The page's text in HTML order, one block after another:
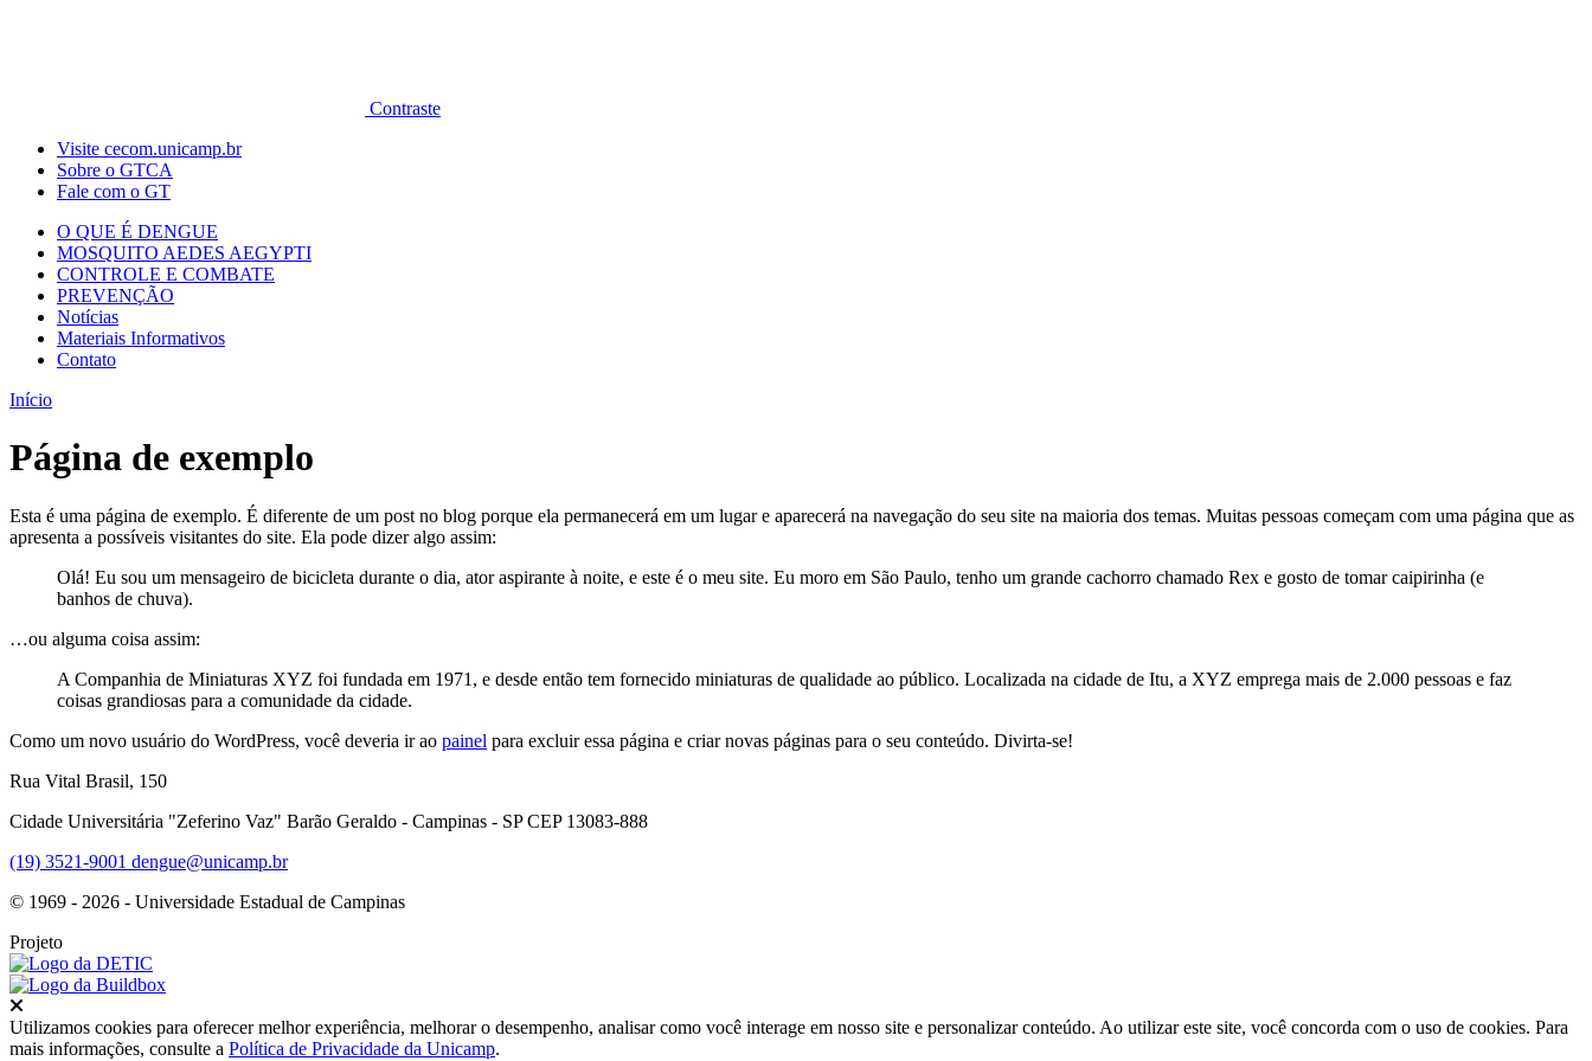
Contraste
Visite cecom.unicamp.br
Sobre o GTCA
Fale com o GT
O QUE É DENGUE
MOSQUITO AEDES AEGYPTI
CONTROLE E COMBATE
PREVENÇÃO
Notícias
Materiais Informativos
Contato
Início
Página de exemplo
Esta é uma página de exemplo. É diferente de um post no blog porque ela permanecerá em um lugar e aparecerá na navegação do seu site na maioria dos temas. Muitas pessoas começam com uma página que as
apresenta a possíveis visitantes do site. Ela pode dizer algo assim:
Olá! Eu sou um mensageiro de bicicleta durante o dia, ator aspirante à noite, e este é o meu site. Eu moro em São Paulo, tenho um grande cachorro chamado Rex e gosto de tomar caipirinha (e
banhos de chuva).
…ou alguma coisa assim:
A Companhia de Miniaturas XYZ foi fundada em 1971, e desde então tem fornecido miniaturas de qualidade ao público. Localizada na cidade de Itu, a XYZ emprega mais de 2.000 pessoas e faz
coisas grandiosas para a comunidade da cidade.
Como um novo usuário do WordPress, você deveria ir ao painel para excluir essa página e criar novas páginas para o seu conteúdo. Divirta-se!
Rua Vital Brasil, 150
Cidade Universitária "Zeferino Vaz" Barão Geraldo - Campinas - SP CEP 13083-888
(19) 3521-9001 dengue@unicamp.br
© 1969 - 2026 - Universidade Estadual de Campinas
Projeto
Utilizamos cookies para oferecer melhor experiência, melhorar o desempenho, analisar como você interage em nosso site e personalizar conteúdo. Ao utilizar este site, você concorda com o uso de cookies. Para
mais informações, consulte a Política de Privacidade da Unicamp.